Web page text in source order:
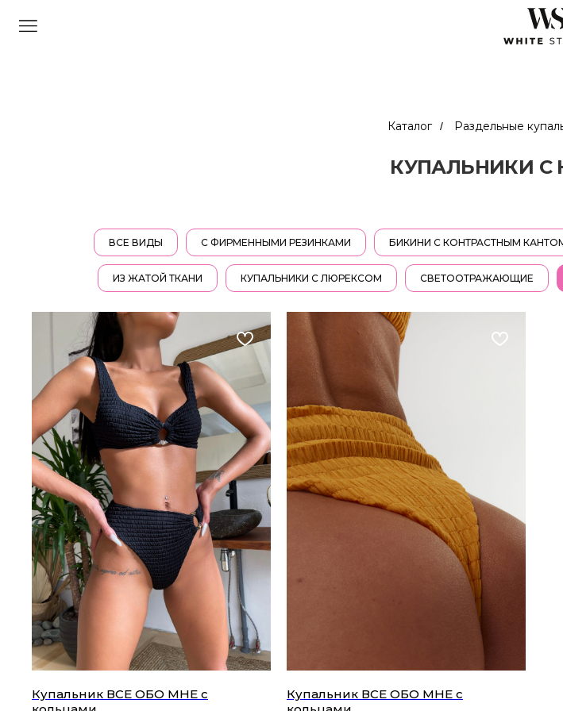
Каталог / Раздельные
КУПАЛЬНИКИ С
ВСЕ ВИДЫ С ФИРМЕННЫМИ РЕЗИНКАМИ БИКИНИ С КОНТРАСТНЫМ
ИЗ ЖАТОЙ ТКАНИ КУПАЛЬНИКИ С ЛЮРЕКСОМ СВЕТООТРАЖАЮЩИЕ
Купальник ВСЕ ОБО МНЕ с
Купальник ВСЕ ОБО МНЕ с